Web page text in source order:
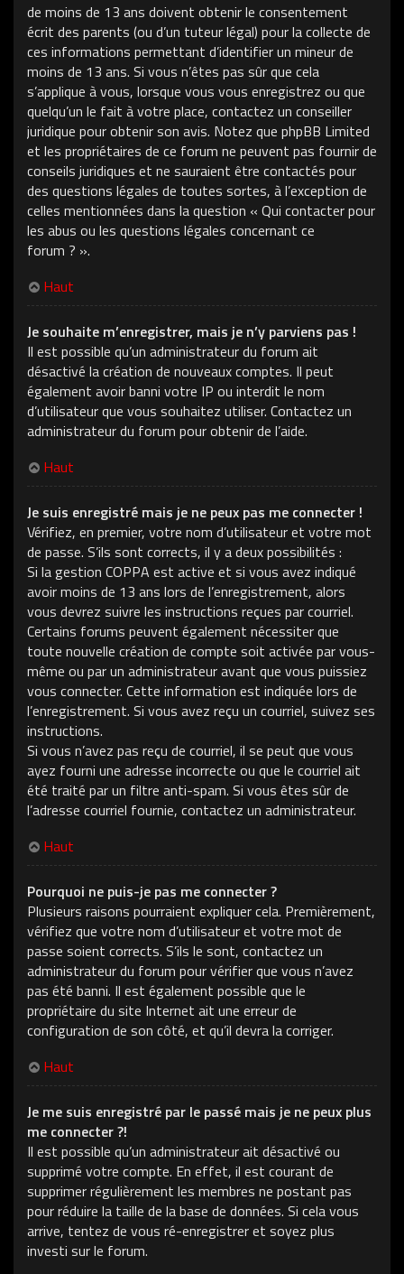
de moins de 13 ans doivent obtenir le consentement
écrit des parents (ou d’un tuteur légal) pour la collecte de
ces informations permettant d’identifier un mineur de
moins de 13 ans. Si vous n’êtes pas sûr que cela
s’applique à vous, lorsque vous vous enregistrez ou que
quelqu’un le fait à votre place, contactez un conseiller
juridique pour obtenir son avis. Notez que phpBB Limited
et les propriétaires de ce forum ne peuvent pas fournir de
conseils juridiques et ne sauraient être contactés pour
des questions légales de toutes sortes, à l’exception de
celles mentionnées dans la question « Qui contacter pour
les abus ou les questions légales concernant ce
forum ? ».
Haut
Je souhaite m’enregistrer, mais je n’y parviens pas !
Il est possible qu’un administrateur du forum ait
désactivé la création de nouveaux comptes. Il peut
également avoir banni votre IP ou interdit le nom
d’utilisateur que vous souhaitez utiliser. Contactez un
administrateur du forum pour obtenir de l’aide.
Haut
Je suis enregistré mais je ne peux pas me connecter !
Vérifiez, en premier, votre nom d’utilisateur et votre mot
de passe. S’ils sont corrects, il y a deux possibilités :
Si la gestion COPPA est active et si vous avez indiqué
avoir moins de 13 ans lors de l’enregistrement, alors
vous devrez suivre les instructions reçues par courriel.
Certains forums peuvent également nécessiter que
toute nouvelle création de compte soit activée par vous-
même ou par un administrateur avant que vous puissiez
vous connecter. Cette information est indiquée lors de
l’enregistrement. Si vous avez reçu un courriel, suivez ses
instructions.
Si vous n’avez pas reçu de courriel, il se peut que vous
ayez fourni une adresse incorrecte ou que le courriel ait
été traité par un filtre anti-spam. Si vous êtes sûr de
l’adresse courriel fournie, contactez un administrateur.
Haut
Pourquoi ne puis-je pas me connecter ?
Plusieurs raisons pourraient expliquer cela. Premièrement,
vérifiez que votre nom d’utilisateur et votre mot de
passe soient corrects. S’ils le sont, contactez un
administrateur du forum pour vérifier que vous n’avez
pas été banni. Il est également possible que le
propriétaire du site Internet ait une erreur de
configuration de son côté, et qu’il devra la corriger.
Haut
Je me suis enregistré par le passé mais je ne peux plus
me connecter ?!
Il est possible qu’un administrateur ait désactivé ou
supprimé votre compte. En effet, il est courant de
supprimer régulièrement les membres ne postant pas
pour réduire la taille de la base de données. Si cela vous
arrive, tentez de vous ré-enregistrer et soyez plus
investi sur le forum.